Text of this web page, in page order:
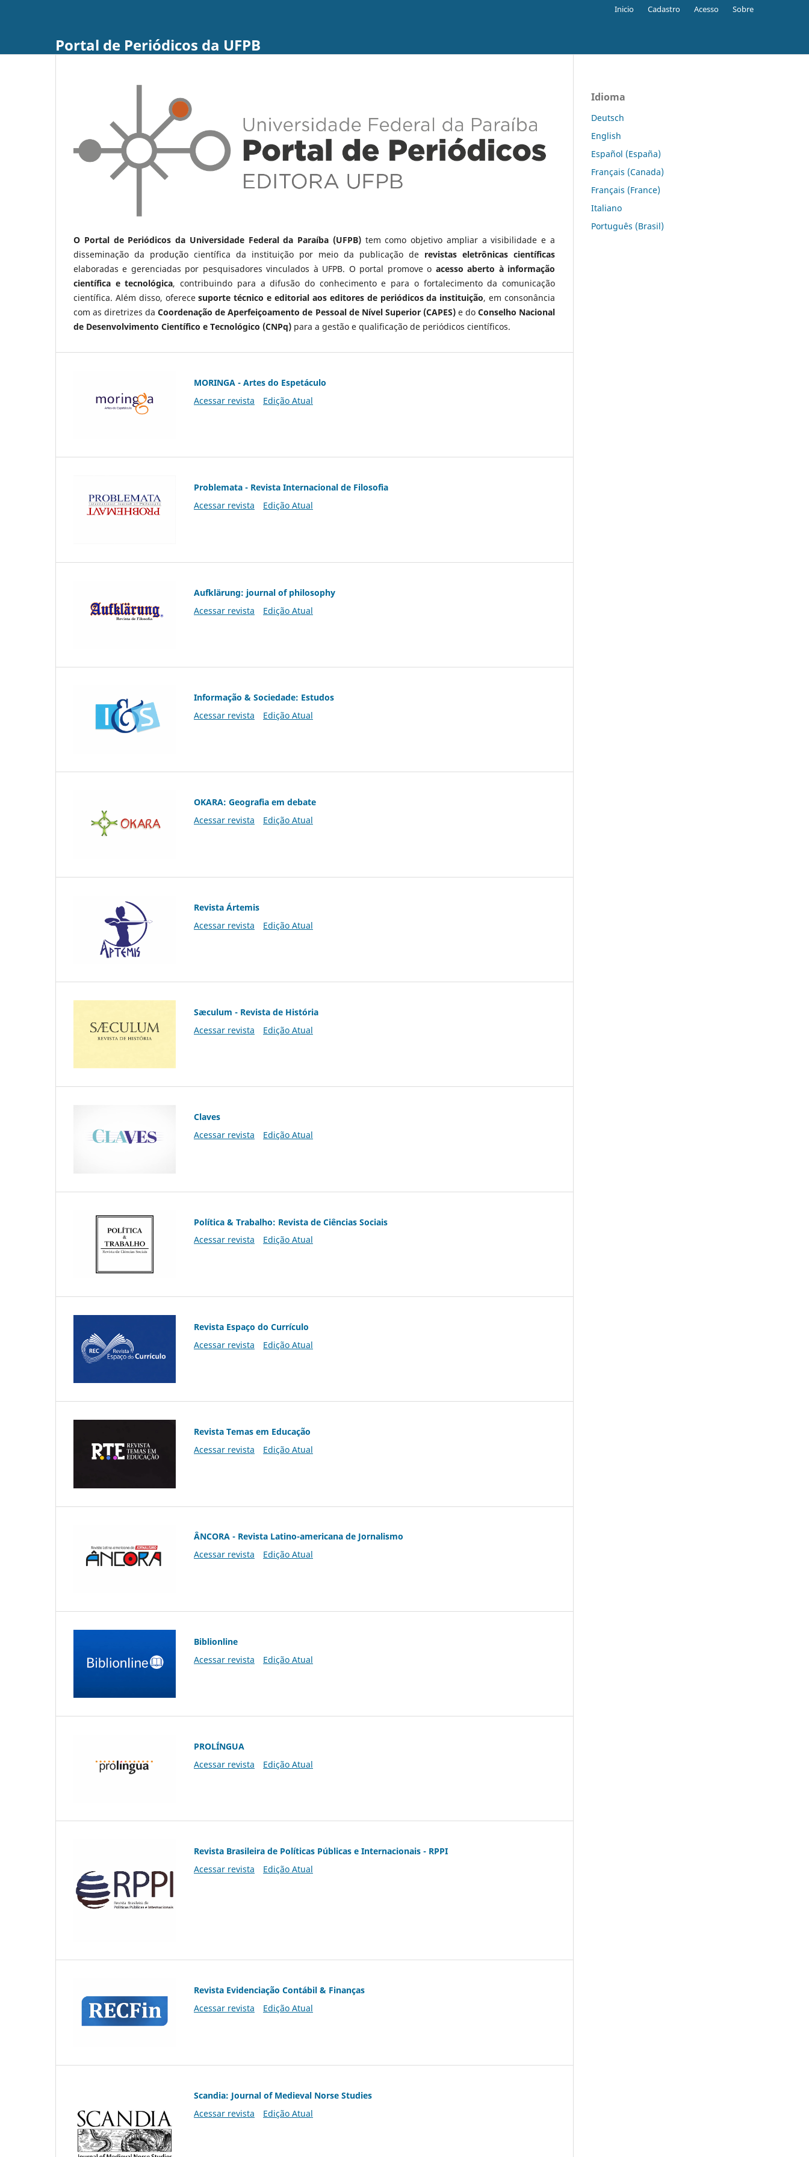
Portal de Periódicos da UFPB
Inicio Cadastro Acesso Sobre
O Portal de Periódicos da Universidade Federal da Paraíba (UFPB)tem como objetivo ampliar a visibilidade e a
disseminação da produção científica da instituição por meio da publicação de revistas eletrônicas científicas
elaboradas e gerenciadas por pesquisadores vinculados à UFPB. O portal promove o acesso aberto à informação
científica e tecnológica, contribuindo para a difusão do conhecimento e para o fortalecimento da comunicação
científica. Além disso, oferecesuporte técnico e editorial aos editores de periódicos da instituição, em consonância
com as diretrizes daCoordenação de Aperfeiçoamento de Pessoal de Nível Superior (CAPES)e do Conselho Nacional
de Desenvolvimento Científico e Tecnológico (CNPq) para a gestão e qualificação de periódicos científicos.
MORINGA - Artes do Espetáculo
Acessar revista
Edição Atual
Problemata - Revista Internacional de Filosofia
Acessar revista
Edição Atual
Aufklärung: journal of philosophy
Acessar revista
Edição Atual
Informação & Sociedade: Estudos
Acessar revista
Edição Atual
OKARA: Geografia em debate
Acessar revista
Edição Atual
Revista Ártemis
Acessar revista
Edição Atual
Sæculum - Revista de História
Acessar revista
Edição Atual
Claves
Acessar revista
Edição Atual
Política & Trabalho: Revista de Ciências Sociais
Acessar revista
Edição Atual
Revista Espaço do Currículo
Acessar revista
Edição Atual
Revista Temas em Educação
Acessar revista
Edição Atual
ÂNCORA - Revista Latino-americana de Jornalismo
Acessar revista
Edição Atual
Biblionline
Acessar revista
Edição Atual
PROLÍNGUA
Acessar revista
Edição Atual
Revista Brasileira de Políticas Públicas e Internacionais - RPPI
Acessar revista
Edição Atual
Revista Evidenciação Contábil & Finanças
Acessar revista
Edição Atual
Scandia: Journal of Medieval Norse Studies
Acessar revista
Edição Atual
Idioma
Deutsch
English
Español (España)
Français (Canada)
Français (France)
Italiano
Português (Brasil)